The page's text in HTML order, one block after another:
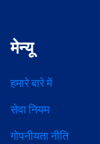
मेन्यू
हमारे बारे में
सेवा नियम
गोपनीयता नीति